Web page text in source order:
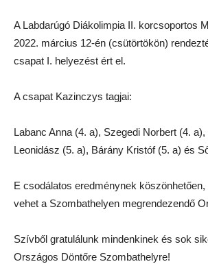
A Labdarúgó Diákolimpia II. korcsoportos
2022. március 12-én (csütörtökön)
csapat I. helyezést ért el.
A csapat Kazinczys tagjai:
Labanc Anna (4. a), Szegedi Norbert (4.
Leonidász (5. a), Bárány Kristóf (5. a) és
E csodálatos eredménynek
vehet a Szombathelyen megrendezendő
Szívből gratulálunk mindenkinek és sok
Országos Döntőre Szombathelyre!